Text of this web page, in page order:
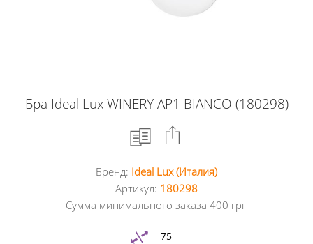
Бра Ideal Lux WINERY AP1 BIANCO (180298)
Facebook
Бренд: Ideal Lux (Италия)
Артикул: 180298
Сумма минимального заказа 400 грн
75